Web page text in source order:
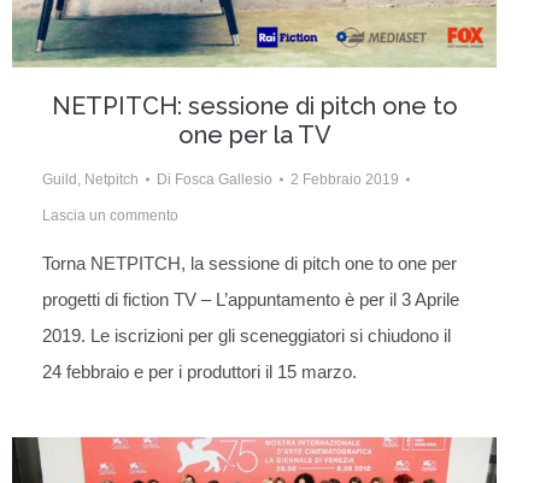
NETPITCH: sessione di pitch one to
one per la TV
Guild Netpitch Di Fosca Gallesio 2 Febbraio 2019
Lascia un commento
Torna NETPITCH, la sessione di pitch one to one per
progetti di fiction TV – L’appuntamento è per il 3 Aprile
2019. Le iscrizioni per gli sceneggiatori si chiudono il
24 febbraio e per i produttori il 15 marzo.